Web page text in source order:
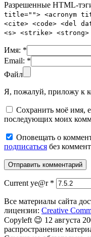
Разрешенные HTML-
title=""> <acronym
<cite> <code> <del
<s> <strike> <strong>
Имя: *
Email: *
Файл
Я, пожалуй, приложу к
Сохранить моё имя,
последующих моих
Оповещать о
подписаться без
Current ye@r *
Все материалы сайта
лицензии: Creative
Copyleft 😉 12 августа
распространение